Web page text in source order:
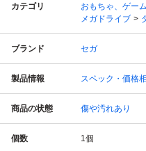
カテゴリ おもちゃ、ゲーム
メガドライブ
ブランド セガ
製品情報 スペック・価格
商品の状態 傷や汚れあり
個数 1個